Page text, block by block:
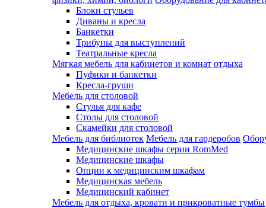
Блоки стульев
Диваны и кресла
Банкетки
Трибуны для выступлений
Театральные кресла
Мягкая мебель для кабинетов и комнат отдыха
Пуфики и банкетки
Кресла-груши
Мебель для столовой
Cтулья для кафе
Cтолы для столовой
Скамейки для столовой
Мебель для библиотек Мебель для гардеробов
Медицинские шкафы серии RomMed
Медицинские шкафы
Опции к медицинским шкафам
Медицинская мебель
Медицинский кабинет
Мебель для отдыха, кровати и прикроватные тумбы